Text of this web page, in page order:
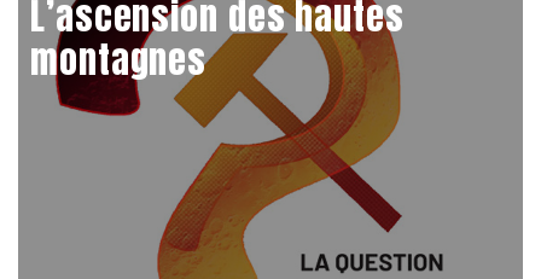
L’ascension des hautes
montagnes